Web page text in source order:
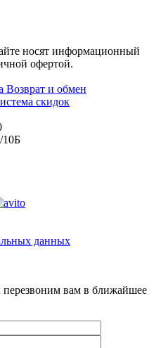
носят информационный
офертой.
Возврат и обмен
скидок
10Б
данных
вам в ближайшее